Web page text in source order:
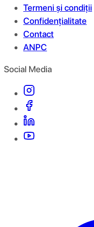
Termeni și condiții
Confidențialitate
Contact
ANPC
Social Media